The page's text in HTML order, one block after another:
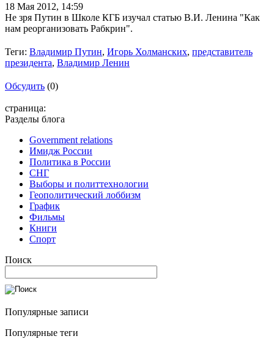
18 Мая 2012, 14:59
Не зря Путин в Школе КГБ изучал статью В.И. Ленина "Как
нам реорганизовать Рабкрин".
Теги: Владимир Путин, Игорь Холманских, представитель
президента, Владимир Ленин
Обсудить (0)
страница:
Разделы блога
Government relations
Имидж России
Политика в России
СНГ
Выборы и политтехнологии
Геополитический лоббизм
График
Фильмы
Книги
Спорт
Поиск
Популярные записи
Популярные теги